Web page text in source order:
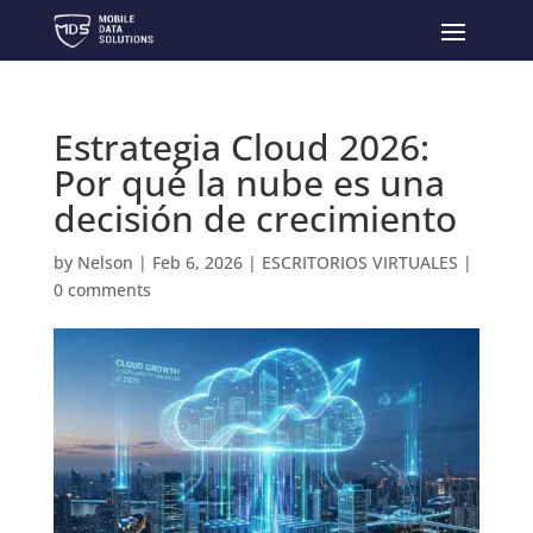
Estrategia Cloud 2026:
Por qué la nube es una
decisión de crecimiento
by Nelson | Feb 6, 2026| ESCRITORIOS VIRTUALES |
0 comments